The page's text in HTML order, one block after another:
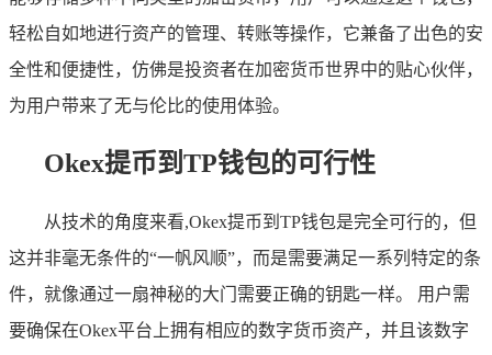
轻松自如地进行资产的管理、转账等操作，它兼备了出色的安
全性和便捷性，仿佛是投资者在加密货币世界中的贴心伙伴，
为用户带来了无与伦比的使用体验。
Okex提币到TP钱包的可行性
从技术的角度来看,Okex提币到TP钱包是完全可行的，但
这并非毫无条件的“一帆风顺”，而是需要满足一系列特定的条
件，就像通过一扇神秘的大门需要正确的钥匙一样。 用户需
要确保在Okex平台上拥有相应的数字货币资产，并且该数字